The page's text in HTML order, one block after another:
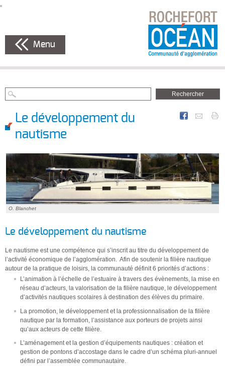
Menu
Le développement du
nautisme
O. Blanchet
Le développement du nautisme
Le nautisme est une compétence qui s’inscrit au titre du développement de
l’activité économique de l’agglomération. Afin de soutenir la filière nautique
autour de la pratique de loisirs, la communauté définit 6 priorités d’actions :
L’animation à l’échelle de l’estuaire à travers des évènements, la mise en
réseau d’acteurs, la valorisation de la filière nautique, le développement
d’activités nautiques scolaires à destination des élèves du primaire.
La promotion, le développement et la professionnalisation de la filière
nautique par la formation, l’assistance aux porteurs de projets ainsi
qu’aux acteurs de cette filière.
L’aménagement et la gestion d’équipements nautiques : création et
gestion de pontons d’accostage dans le cadre d’un schéma pluri-annuel
défini par l’assemblée communautaire.